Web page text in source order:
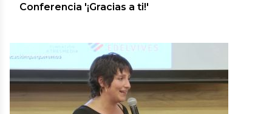
Conferencia '¡Gracias a ti!'